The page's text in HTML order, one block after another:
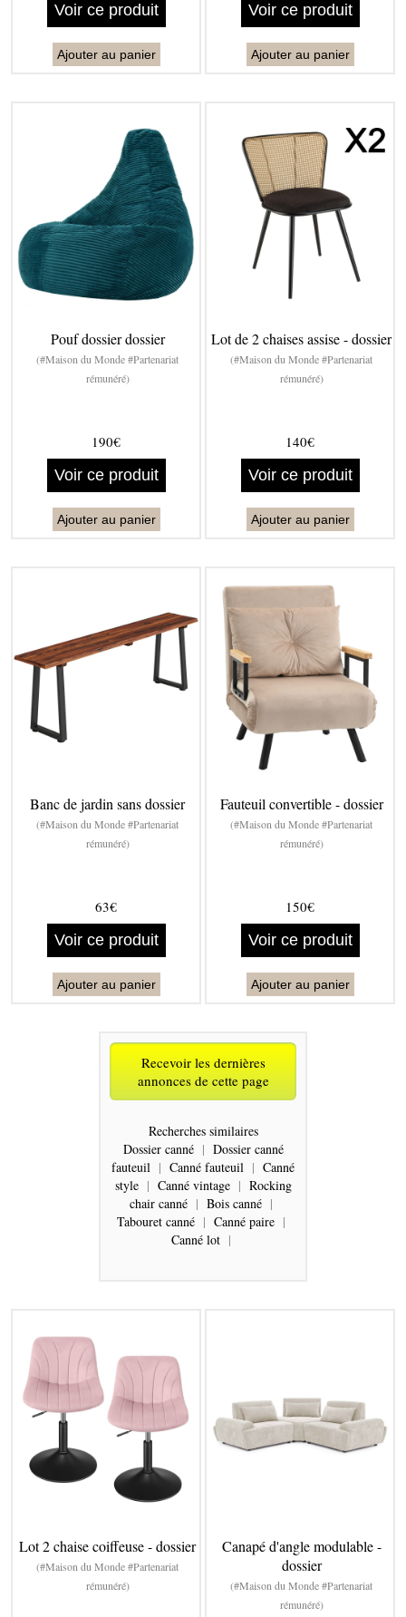
Voir ce produit
Ajouter au panier
Voir ce produit
Ajouter au panier
Pouf dossier dossier
(#Maison du Monde #Partenariat
rémunéré)
190€
Voir ce produit
Ajouter au panier
Lot de 2 chaises assise - dossier
(#Maison du Monde #Partenariat
rémunéré)
140€
Voir ce produit
Ajouter au panier
Banc de jardin sans dossier
(#Maison du Monde #Partenariat
rémunéré)
63€
Voir ce produit
Ajouter au panier
Fauteuil convertible - dossier
(#Maison du Monde #Partenariat
rémunéré)
150€
Voir ce produit
Ajouter au panier
Recevoir les dernières
annonces de cette page
Recherches similaires
Dossier canné | Dossier canné
fauteuil | Canné fauteuil | Canné
style | Canné vintage | Rocking
chair canné | Bois canné |
Tabouret canné | Canné paire |
Canné lot |
Lot 2 chaise coiffeuse - dossier
(#Maison du Monde #Partenariat
rémunéré)
Canapé d'angle modulable -
dossier
(#Maison du Monde #Partenariat
rémunéré)